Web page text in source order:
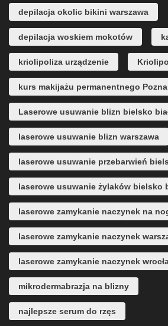
depilacja okolic bikini warszawa
depilacja woskiem mokotów
kriolipoliza urządzenie
kurs makijażu permanentnego
Laserowe usuwanie blizn bielsko
laserowe usuwanie blizn warszawa
laserowe usuwanie przebarwień
laserowe usuwanie żylaków bielsko
laserowe zamykanie naczynek na
laserowe zamykanie naczynek
laserowe zamykanie naczynek
mikrodermabrazja na blizny
najlepsze serum do rzęs